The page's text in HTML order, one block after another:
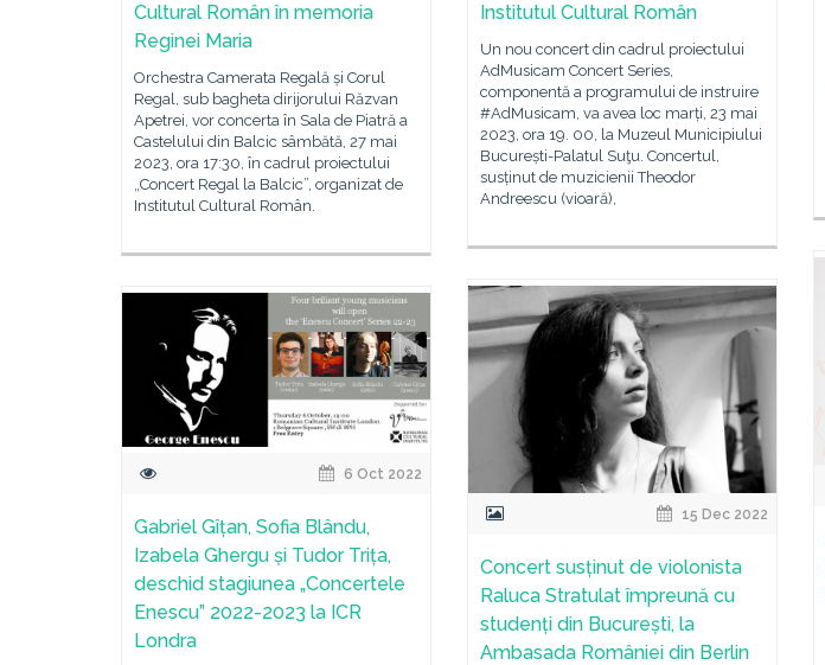
Cultural Român în memoria
Reginei Maria
Orchestra Camerata Regală și Corul
Regal, sub bagheta dirijorului Răzvan
Apetrei, vor concerta în Sala de Piatră a
Castelului din Balcic sâmbătă, 27 mai
2023, ora 17:30, în cadrul proiectului
„Concert Regal la Balcic”, organizat de
Institutul Cultural Român.
Institutul Cultural Român
Un nou concert din cadrul proiectului
AdMusicam Concert Series,
componentă a programului de instruire
#AdMusicam, va avea loc marți, 23 mai
2023, ora 19. 00, la Muzeul Municipiului
București-Palatul Suţu. Concertul,
susținut de muzicienii Theodor
Andreescu (vioară),
15 Dec 2022
Concert susținut de violonista
Raluca Stratulat împreună cu
studenți din București, la
Ambasada României din Berlin
6 Oct 2022
Gabriel Gîțan, Sofia Blându,
Izabela Ghergu și Tudor Trița,
deschid stagiunea „Concertele
Enescu” 2022-2023 la ICR
Londra